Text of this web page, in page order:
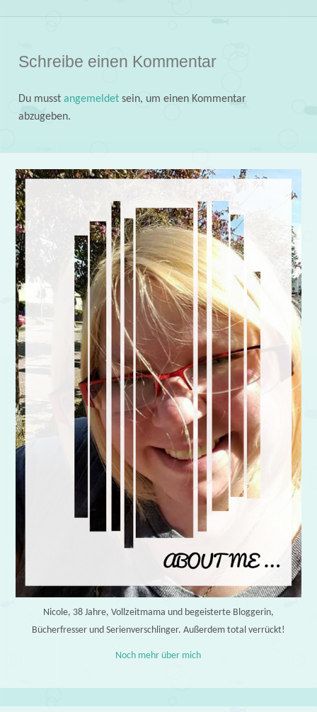
Schreibe einen Kommentar
Du musst angemeldetsein, um einen Kommentar
abzugeben.
Nicole, 38 Jahre, Vollzeitmama und begeisterte Bloggerin,
Bücherfresser und Serienverschlinger. Außerdem total verrückt!
Noch mehr über mich